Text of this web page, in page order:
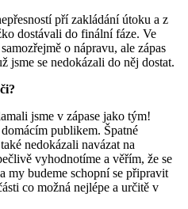
pří zakládání útoku a z
dostávali do finální fáze. Ve
o nápravu, ale zápas
jsme se nedokázali do něj dostat.
jsme v zápase jako tým!
publikem. Špatné
nedokázali navázat na
vyhodnotíme a věřím, že se
my budeme schopní se připravit
co možná nejlépe a určitě v